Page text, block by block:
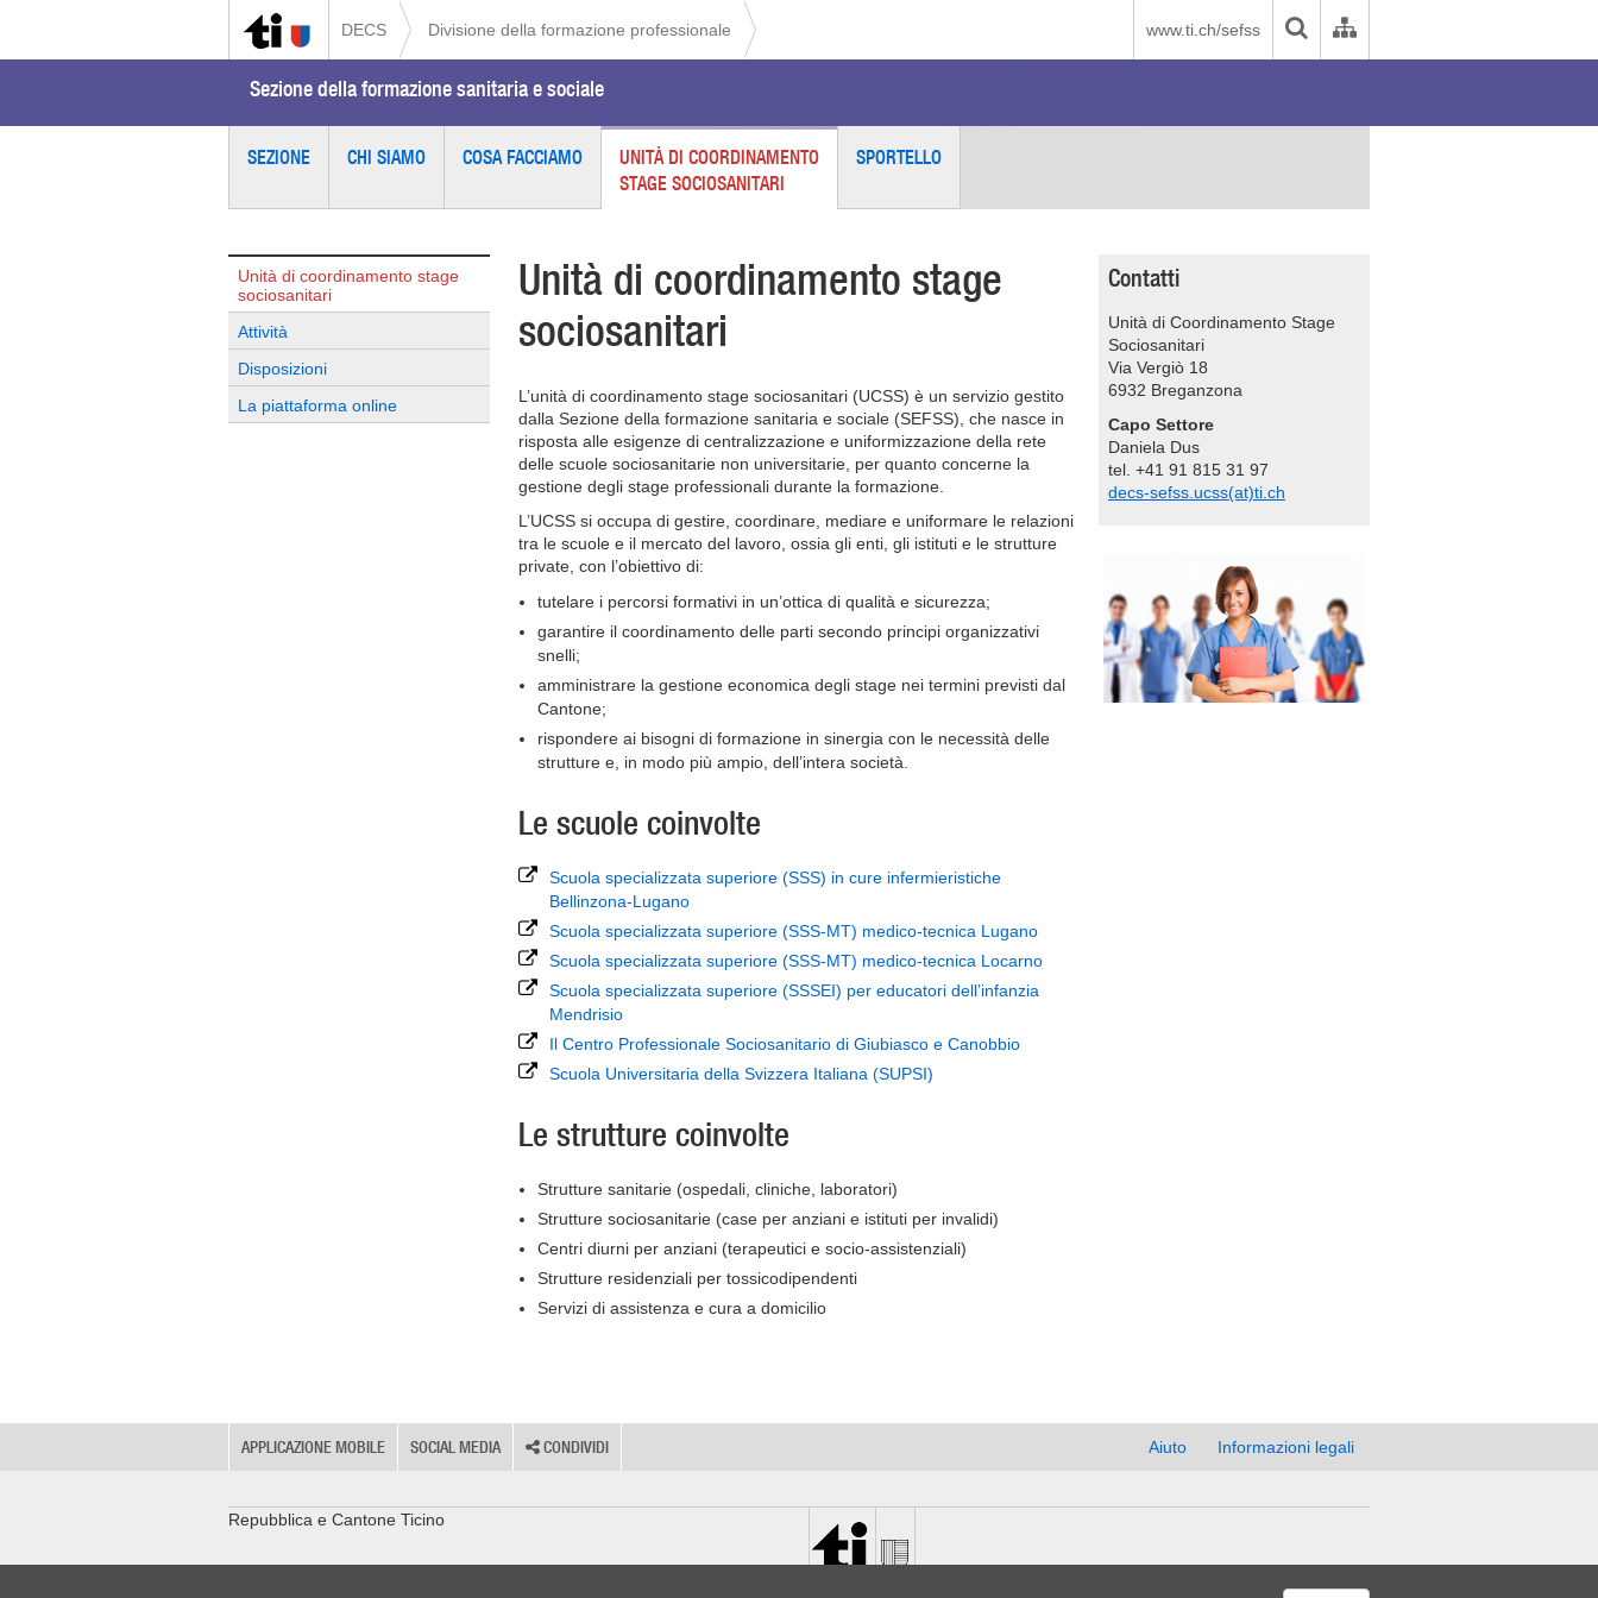
DECS Divisione della formazione professionale www.ti.ch/sefss
Sezione della formazione sanitaria e sociale
SEZIONE CHI SIAMO COSA FACCIAMO
UNITÀ DI COORDINAMENTO
STAGE SOCIOSANITARI
SPORTELLO
Unità di coordinamento stage
sociosanitari
Attività
Disposizioni
La piattaforma online
Unità di coordinamento stage
sociosanitari
L’unità di coordinamento stage sociosanitari (UCSS) è un servizio gestito
dalla Sezione della formazione sanitaria e sociale (SEFSS), che nasce in
risposta alle esigenze di centralizzazione e uniformizzazione della rete
delle scuole sociosanitarie non universitarie, per quanto concerne la
gestione degli stage professionali durante la formazione.
L’UCSS si occupa di gestire, coordinare, mediare e uniformare le relazioni
tra le scuole e il mercato del lavoro, ossia gli enti, gli istituti e le strutture
private, con l’obiettivo di:
tutelare i percorsi formativi in un’ottica di qualità e sicurezza;
garantire il coordinamento delle parti secondo principi organizzativi
snelli;
amministrare la gestione economica degli stage nei termini previsti dal
Cantone;
rispondere ai bisogni di formazione in sinergia con le necessità delle
strutture e, in modo più ampio, dell’intera società.
Le scuole coinvolte
Scuola specializzata superiore (SSS) in cure infermieristiche
Bellinzona-Lugano
Scuola specializzata superiore (SSS-MT) medico-tecnica Lugano
Scuola specializzata superiore (SSS-MT) medico-tecnica Locarno
Scuola specializzata superiore (SSSEI) per educatori dell’infanzia
Mendrisio
Il Centro Professionale Sociosanitario di Giubiasco e Canobbio
Scuola Universitaria della Svizzera Italiana (SUPSI)
Le strutture coinvolte
Strutture sanitarie (ospedali, cliniche, laboratori)
Strutture sociosanitarie (case per anziani e istituti per invalidi)
Centri diurni per anziani (terapeutici e socio-assistenziali)
Strutture residenziali per tossicodipendenti
Servizi di assistenza e cura a domicilio
Contatti
Unità di Coordinamento Stage
Sociosanitari
Via Vergiò 18
6932 Breganzona
Capo Settore
Daniela Dus
tel. +41 91 815 31 97
decs-sefss.ucss(at)ti.ch
APPLICAZIONE MOBILE SOCIAL MEDIA CONDIVIDI Aiuto Informazioni legali
Repubblica e Cantone Ticino